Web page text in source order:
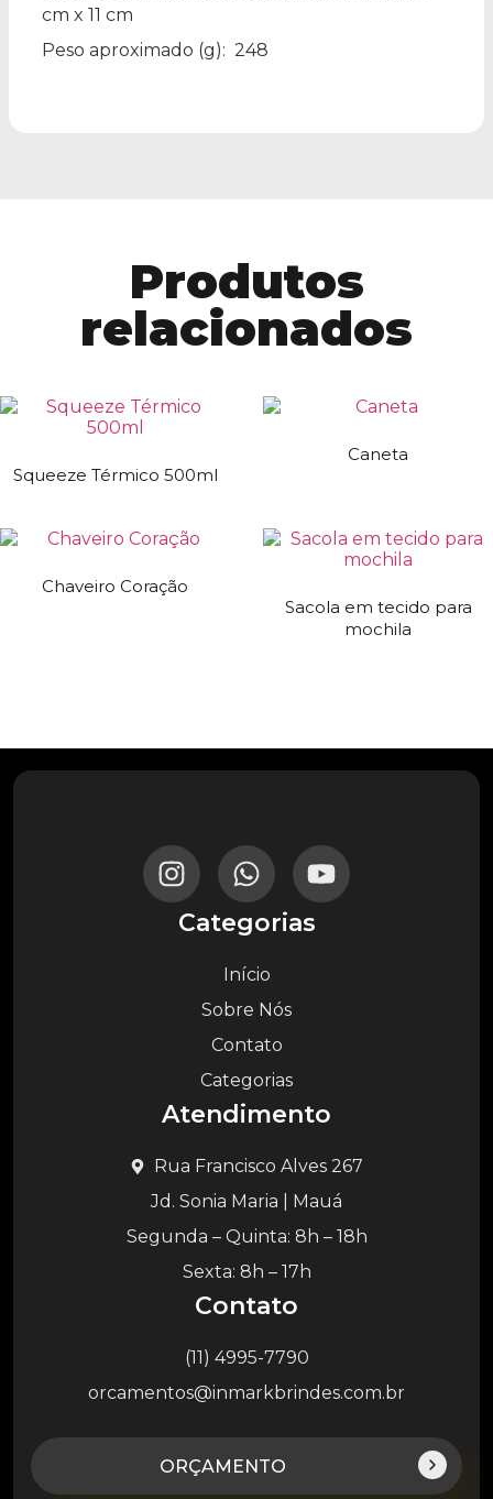
cm x 11 cm
Peso aproximado (g): 248
Produtos
relacionados
Squeeze Térmico 500ml
Caneta
Chaveiro Coração
Sacola em tecido para
mochila
Categorias
Início
Sobre Nós
Contato
Categorias
Atendimento
Rua Francisco Alves 267
Jd. Sonia Maria | Mauá
Segunda – Quinta: 8h – 18h
Sexta: 8h – 17h
Contato
(11) 4995-7790
orcamentos@inmarkbrindes.com.br
ORÇAMENTO